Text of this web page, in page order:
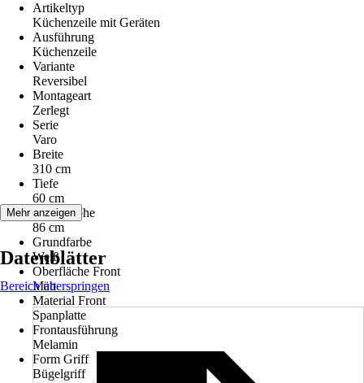
Artikeltyp
Küchenzeile mit Geräten
Ausführung
Küchenzeile
Variante
Reversibel
Montageart
Zerlegt
Serie
Varo
Breite
310 cm
Tiefe
60 cm
Arbeitshöhe
86 cm
Grundfarbe
Weiß
Oberfläche Front
Matt
Material Front
Spanplatte
Frontausführung
Melamin
Form Griff
Bügelgriff
Mehr anzeigen
Datenblätter
Bereich überspringen